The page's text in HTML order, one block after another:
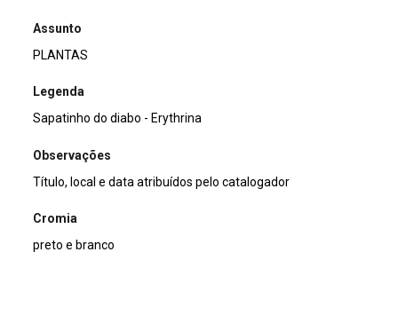
Assunto
PLANTAS
Legenda
Sapatinho do diabo - Erythrina
Observações
Título, local e data atribuídos pelo catalogador
Cromia
preto e branco